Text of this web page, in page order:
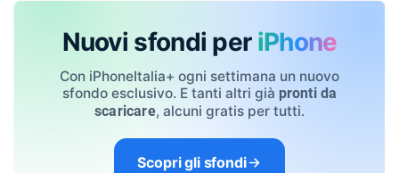
Nuovi sfondi per iPhone
Con iPhoneItalia+ ogni settimana un nuovo
sfondo esclusivo. E tanti altri già pronti da
scaricare, alcuni gratis per tutti.
Scopri gli sfondi